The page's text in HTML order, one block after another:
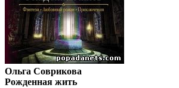
Ольга Соврикова
Рожденная жить